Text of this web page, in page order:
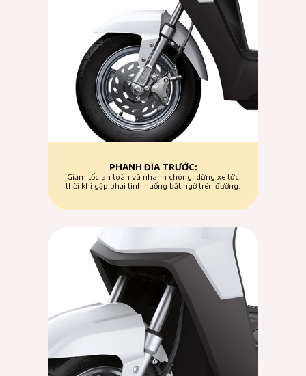
PHANH ĐĨA TRƯỚC:
Giảm tốc an toàn và nhanh chóng; dừng xe tức
thời khi gặp phải tình huống bất ngờ trên đường.